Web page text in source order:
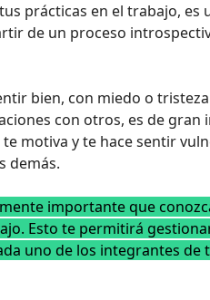
prácticas en el trabajo,
de un proceso
bien, con miedo o
con otros, es de
motiva y te hace sentir
demás.
importante que
Esto te permitirá
uno de los integrantes de